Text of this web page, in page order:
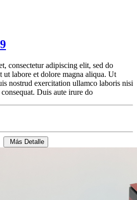
consectetur adipiscing elit, sed do
ut labore et dolore magna aliqua. Ut
nostrud exercitation ullamco laboris nisi
Duis aute irure do
Más Detalle